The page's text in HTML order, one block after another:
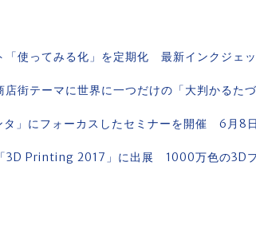
使ってみる化」を定期化 最新インクジェ
街テーマに世界に一つだけの「大判かるた
」にフォーカスしたセミナーを開催 6月8
3D Printing 2017」に出展 1000万色の3D